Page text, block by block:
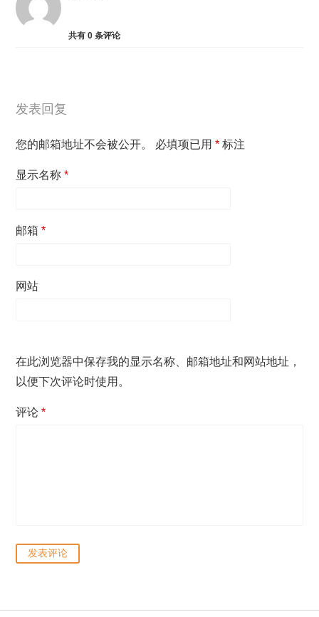
共有0 条评论
发表回复
您的邮箱地址不会被公开。 必填项已用* 标注
显示名称*
邮箱*
网站
在此浏览器中保存我的显示名称、邮箱地址和网站地址，
以便下次评论时使用。
评论*